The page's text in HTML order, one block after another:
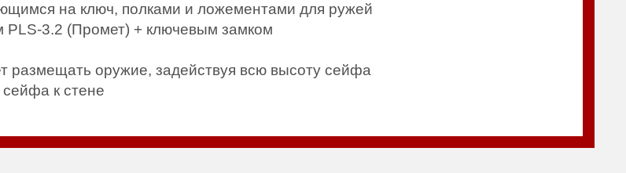
на ключ, полками и ложементами для ружей
PLS-3.2 (Промет) + ключевым замком
размещать оружие, задействуя всю высоту сейфа
к стене